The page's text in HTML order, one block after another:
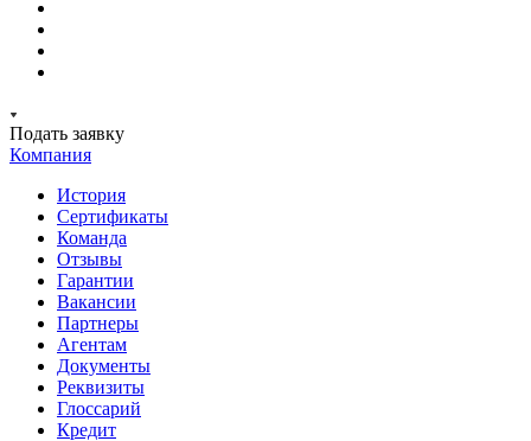
Подать заявку
Компания
История
Сертификаты
Команда
Отзывы
Гарантии
Вакансии
Партнеры
Агентам
Документы
Реквизиты
Глоссарий
Кредит